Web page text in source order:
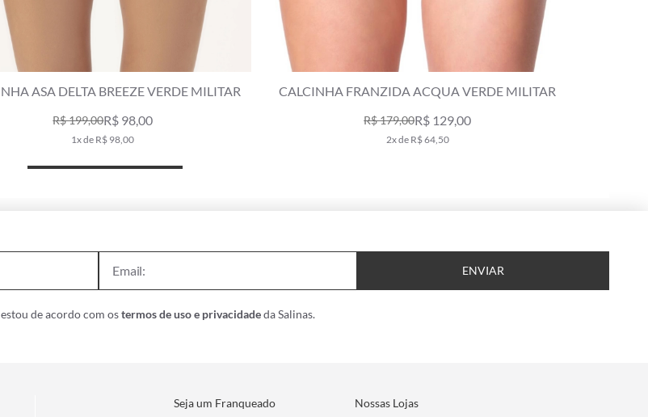
FRANZIDA ACQUA VERDE MILITAR
R$ 179,00R$ 129,00
2x de R$ 64,50
CALCINHA FRANZIDA COMFORT CAMU VERDE
R$ 189,00R$ 129,00
2x de R$ 64,50
ENVIAR
de acordo com ostermos de uso e privacidadeda Salinas.
Seja um Franqueado Nossas Lojas